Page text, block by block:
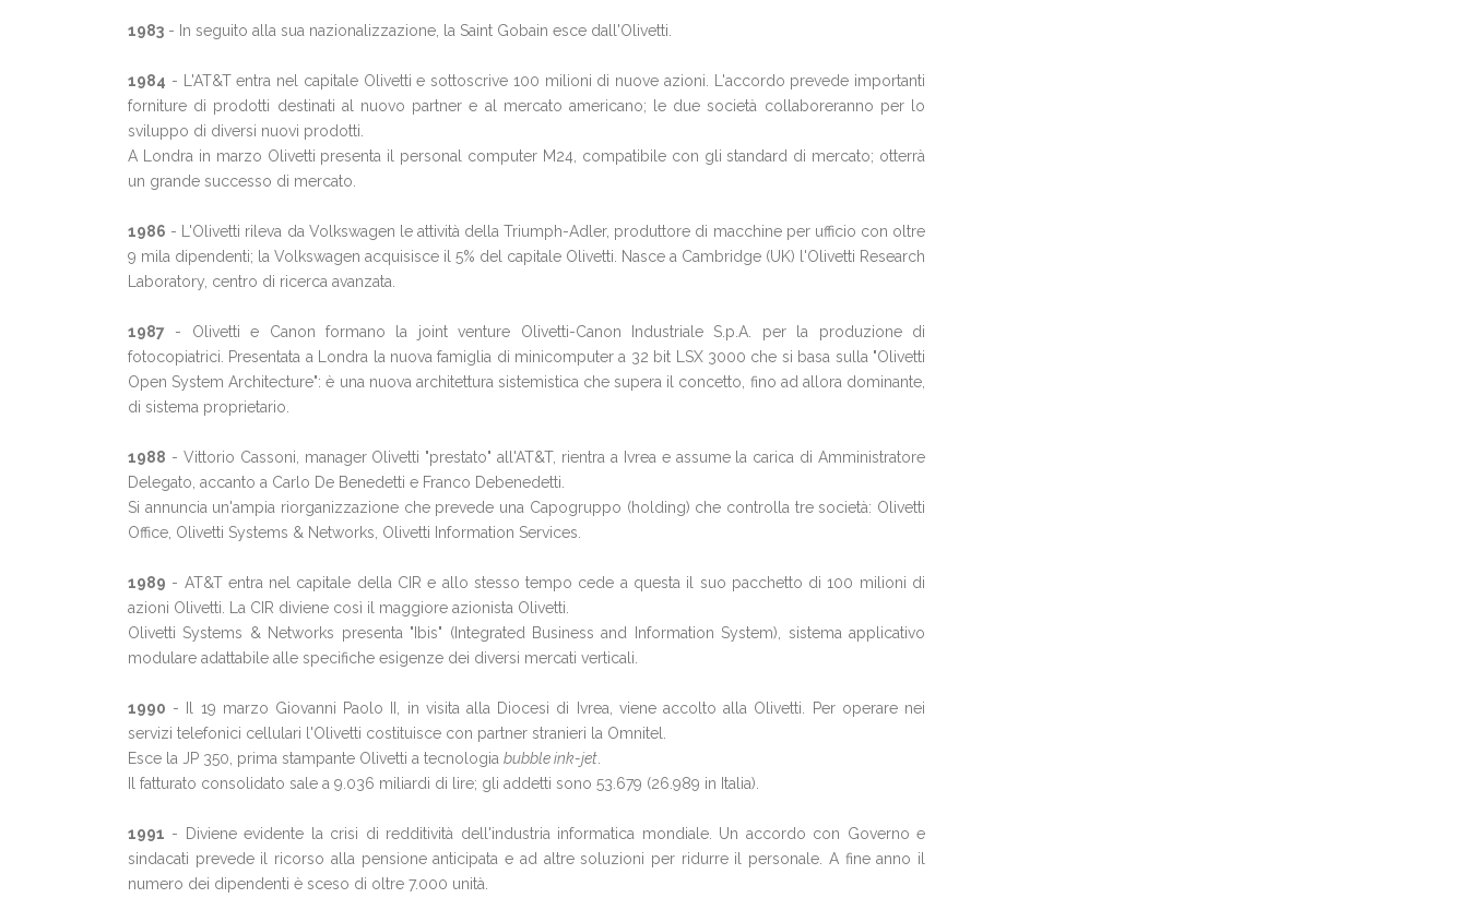
1983 - In seguito alla sua nazionalizzazione, la Saint Gobain esce dall'Olivetti.
1984 - L'AT&T entra nel capitale Olivetti e sottoscrive 100 milioni di nuove azioni. L'accordo prevede importanti
forniture di prodotti destinati al nuovo partner e al mercato americano; le due società collaboreranno per lo
sviluppo di diversi nuovi prodotti.
A Londra in marzo Olivetti presenta il personal computer M24, compatibile con gli standard di mercato; otterrà
un grande successo di mercato.
1986 - L'Olivetti rileva da Volkswagen le attività della Triumph-Adler, produttore di macchine per ufficio con oltre
9 mila dipendenti; la Volkswagen acquisisce il 5% del capitale Olivetti. Nasce a Cambridge (UK) l'Olivetti Research
Laboratory, centro di ricerca avanzata.
1987 - Olivetti e Canon formano la joint venture Olivetti-Canon Industriale S.p.A. per la produzione di
fotocopiatrici. Presentata a Londra la nuova famiglia di minicomputer a 32 bit LSX 3000 che si basa sulla "Olivetti
Open System Architecture": è una nuova architettura sistemistica che supera il concetto, fino ad allora dominante,
di sistema proprietario.
1988 - Vittorio Cassoni, manager Olivetti "prestato" all'AT&T, rientra a Ivrea e assume la carica di Amministratore
Delegato, accanto a Carlo De Benedetti e Franco Debenedetti.
Si annuncia un'ampia riorganizzazione che prevede una Capogruppo (holding) che controlla tre società: Olivetti
Office, Olivetti Systems & Networks, Olivetti Information Services.
1989 - AT&T entra nel capitale della CIR e allo stesso tempo cede a questa il suo pacchetto di 100 milioni di
azioni Olivetti. La CIR diviene così il maggiore azionista Olivetti.
Olivetti Systems & Networks presenta "Ibis" (Integrated Business and Information System), sistema applicativo
modulare adattabile alle specifiche esigenze dei diversi mercati verticali.
1990 - Il 19 marzo Giovanni Paolo II, in visita alla Diocesi di Ivrea, viene accolto alla Olivetti. Per operare nei
servizi telefonici cellulari l'Olivetti costituisce con partner stranieri la Omnitel.
Esce la JP 350, prima stampante Olivetti a tecnologia bubble ink-jet
Il fatturato consolidato sale a 9.036 miliardi di lire; gli addetti sono 53.679 (26.989 in Italia).
1991 - Diviene evidente la crisi di redditività dell'industria informatica mondiale. Un accordo con Governo e
sindacati prevede il ricorso alla pensione anticipata e ad altre soluzioni per ridurre il personale. A fine anno il
numero dei dipendenti è sceso di oltre 7.000 unità.